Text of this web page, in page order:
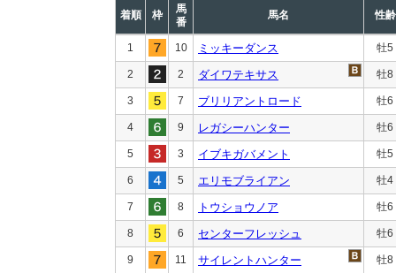
着順 枠
馬
番
馬名 性齢
1 10 ミッキーダンス 牡5
2 2 ダイワテキサス 牡8
3 7 ブリリアントロード 牡6
4 9 レガシーハンター 牡6
5 3 イブキガバメント 牡5
6 5 エリモブライアン 牡4
7 8 トウショウノア 牡6
8 6 センターフレッシュ 牡6
9 11 サイレントハンター 牡8